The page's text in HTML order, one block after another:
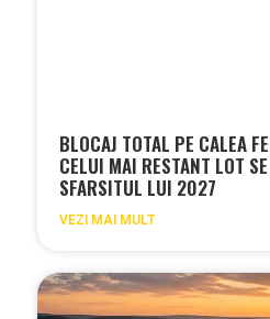
BLOCAJ TOTAL PE CALEA
CELUI MAI RESTANT LOT
SFARSITUL LUI 2027
VEZI MAI MULT